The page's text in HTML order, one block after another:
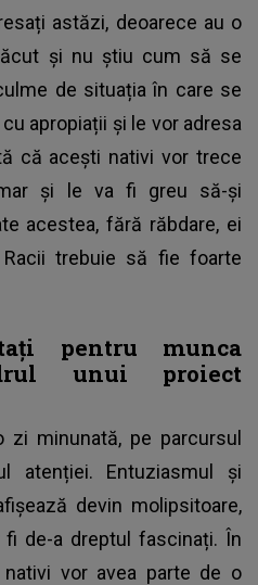
astăzi, deoarece au o
și nu știu cum să se
de situația în care se
apropiații și le vor adresa
că acești nativi vor trece
și le va fi greu să-și
acestea, fără răbdare, ei
trebuie să fie foarte
pentru munca
unui proiect
zi minunată, pe parcursul
atenției. Entuziasmul și
devin molipsitoare,
de-a dreptul fascinați. În
vor avea parte de o